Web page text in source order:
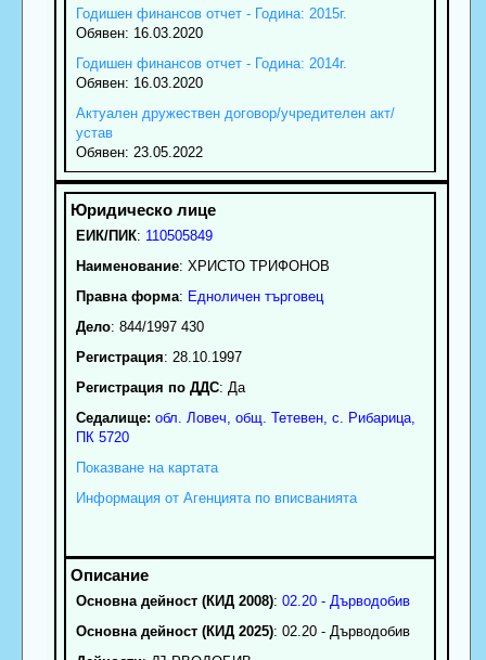
Годишен финансов отчет - Година: 2015г.
Обявен: 16.03.2020
Годишен финансов отчет - Година: 2014г.
Обявен: 16.03.2020
Актуален дружествен договор/учредителен акт/
устав
Обявен: 23.05.2022
ЕИК/ПИК: 110505849
Наименование: ХРИСТО ТРИФОНОВ
Правна форма: Едноличен търговец
Дело: 844/1997 430
Регистрация: 28.10.1997
Регистрация по ДДС: Да
Седалище: обл. Ловеч общ. Тетевен, с. Рибарица,
ПК 5720
Показване на картата
Информация от Агенцията по вписванията
Основна дейност (КИД 2008): 02.20 - Дърводобив
Основна дейност (КИД 2025): 02.20 - Дърводобив